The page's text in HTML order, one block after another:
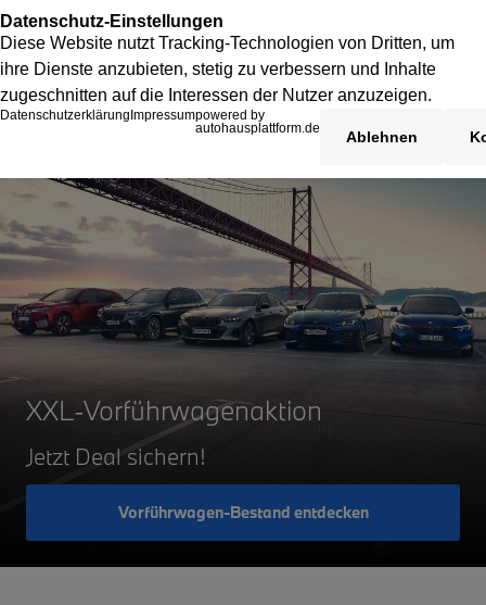
XXL-Vorführwagenaktion
Jetzt Deal sichern!
Vorführwagen-Bestand entdecken